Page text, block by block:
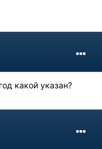
какой указан?